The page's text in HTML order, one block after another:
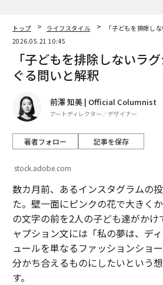
トップ ライフスタイル
「子どもを排除し
2026.05.21 10:45
「子どもを排除しないラ
ぐる問いと解釈
前澤 知美 | Official Columnist
アートディレクター／デザイナー
著者フォロー 記事を保存
stock.adobe.com
数カ月前、あるインスタグラムの
た。壁一面にピンクの花で大きく
の文字の前を2人の子ども達がかけ
ャプション文には「私の夢は、デ
ュールを単なるファッションショ
分かち合えるものにしたいという
す。